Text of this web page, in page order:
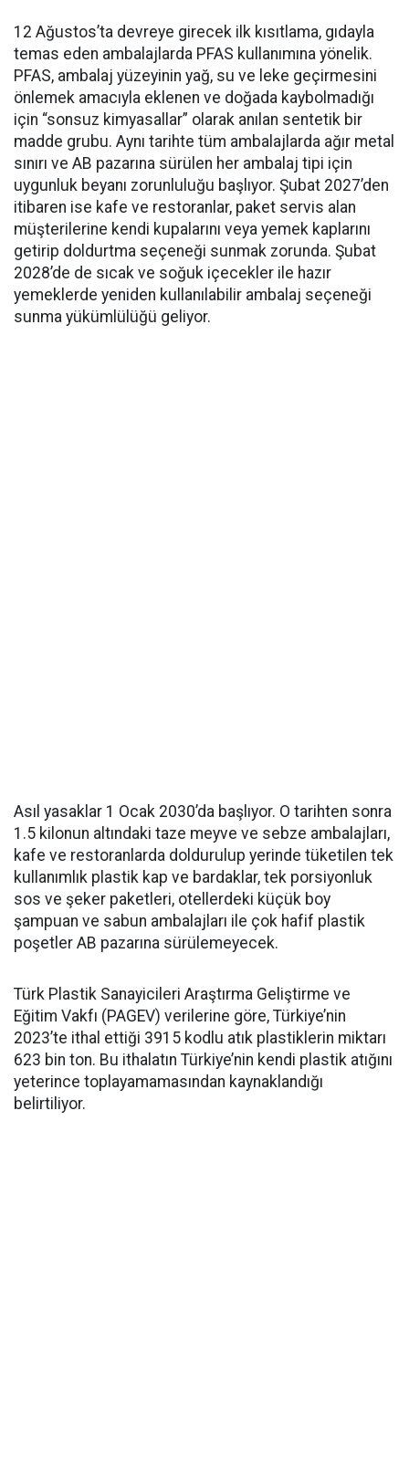
12 Ağustos’ta devreye girecek ilk kısıtlama, gıdayla
temas eden ambalajlarda PFAS kullanımına yönelik.
PFAS, ambalaj yüzeyinin yağ, su ve leke geçirmesini
önlemek amacıyla eklenen ve doğada kaybolmadığı
için “sonsuz kimyasallar” olarak anılan sentetik bir
madde grubu. Aynı tarihte tüm ambalajlarda ağır metal
sınırı ve AB pazarına sürülen her ambalaj tipi için
uygunluk beyanı zorunluluğu başlıyor. Şubat 2027’den
itibaren ise kafe ve restoranlar, paket servis alan
müşterilerine kendi kupalarını veya yemek kaplarını
getirip doldurtma seçeneği sunmak zorunda. Şubat
2028’de de sıcak ve soğuk içecekler ile hazır
yemeklerde yeniden kullanılabilir ambalaj seçeneği
sunma yükümlülüğü geliyor.
Asıl yasaklar 1 Ocak 2030’da başlıyor. O tarihten sonra
1.5 kilonun altındaki taze meyve ve sebze ambalajları,
kafe ve restoranlarda doldurulup yerinde tüketilen tek
kullanımlık plastik kap ve bardaklar, tek porsiyonluk
sos ve şeker paketleri, otellerdeki küçük boy
şampuan ve sabun ambalajları ile çok hafif plastik
poşetler AB pazarına sürülemeyecek.
Türk Plastik Sanayicileri Araştırma Geliştirme ve
Eğitim Vakfı (PAGEV) verilerine göre, Türkiye’nin
2023’te ithal ettiği 3915 kodlu atık plastiklerin miktarı
623 bin ton. Bu ithalatın Türkiye’nin kendi plastik atığını
yeterince toplayamamasından kaynaklandığı
belirtiliyor.